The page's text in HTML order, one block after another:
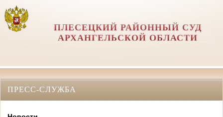
ПЛЕСЕЦКИЙ РАЙОННЫЙ СУД
АРХАНГЕЛЬСКОЙ ОБЛАСТИ
ПРЕСС-СЛУЖБА